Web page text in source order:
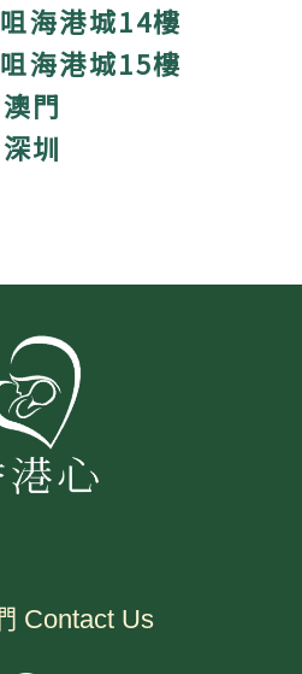
海港城14樓
海港城15樓
澳門
深圳
Contact Us